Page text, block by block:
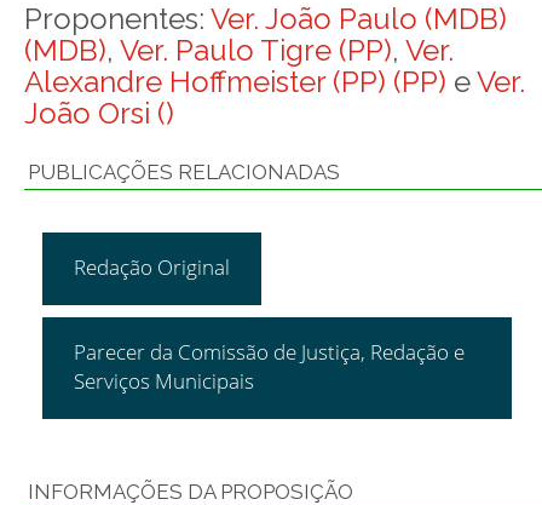
Proponentes: Ver. João Paulo (MDB)
(MDB), Ver. Paulo Tigre (PP), Ver.
Alexandre Hoffmeister (PP) (PP) eVer.
João Orsi ()
PUBLICAÇÕES RELACIONADAS
Redação Original
Parecer da Comissão de Justiça, Redação e
Serviços Municipais
INFORMAÇÕES DA PROPOSIÇÃO